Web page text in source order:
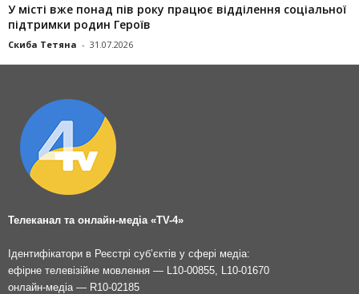
У місті вже понад пів року працює відділення соціальної
підтримки родин Героїв
Скиба Тетяна - 31.07.2026
Телеканал та онлайн-медіа «TV-4»
Ідентифікатори в Реєстрі суб’єктів у сфері медіа:
ефірне телевізійне мовлення — L10-00855, L10-01670
онлайн-медіа — R10-02185